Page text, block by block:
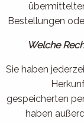
Bestellungen
Welche
Sie haben
gespeicherten
haben